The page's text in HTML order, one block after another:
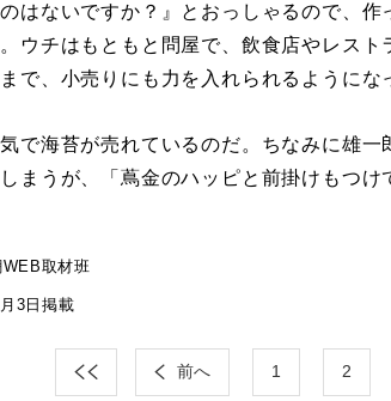
はないですか？』とおっしゃるので、
ウチはもともと問屋で、飲食店やレス
で、小売りにも力を入れられるようにな
で海苔が売れているのだ。ちなみに雄一
まうが、「蔦金のハッピと前掛けもつ
取材班
3日掲載
前へ 1 2